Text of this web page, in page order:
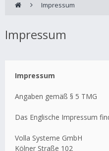
Impressum
Impressum
Impressum
Angaben gemäß § 5 TMG
Das Englische Impressum
Volla Systeme GmbH
Kölner Straße 102